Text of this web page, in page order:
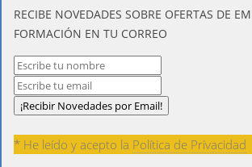
​RECIBE NOVEDADES SOBRE OFERTAS DE
FORMACIÓN EN TU CORREO
* He leído y acepto la Política de Privacidad